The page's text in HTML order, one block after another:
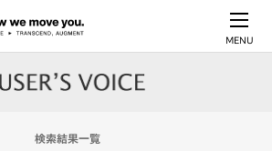
MENU
検索結果一覧